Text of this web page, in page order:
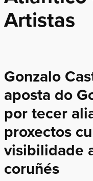
Artistas
Gonzalo
aposta do
por tecer
proxectos
visibilidade
coruñés